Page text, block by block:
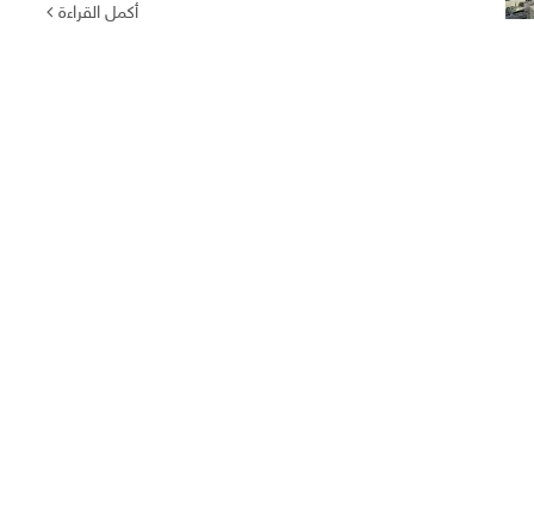
أكمل القراءة